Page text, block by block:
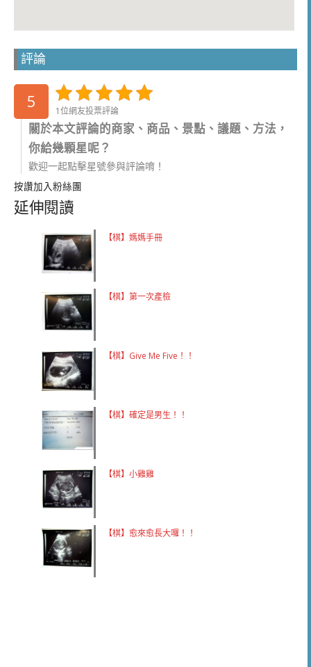
評論
5 1位網友投票評論
關於本文評論的商家、商品、景點、議題、方法，
你給幾顆星呢？
歡迎一起點擊星號參與評論唷！
按讚加入粉絲團
延伸閱讀
【棋】媽媽手冊
【棋】第一次產檢
【棋】Give Me Five！！
【棋】確定是男生！！
【棋】小雞雞
【棋】愈來愈長大囉！！